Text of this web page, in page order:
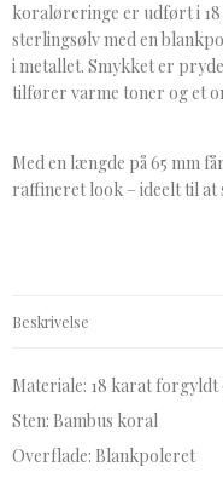
koraløreringe er udført i
sterlingsølv med en
i metallet. Smykket er
tilfører varme toner og et
Med en længde på 65 mm
raffineret look – ideelt til at
Beskrivelse
Materiale: 18 karat forgyldt
Sten: Bambus koral
Overflade: Blankpoleret